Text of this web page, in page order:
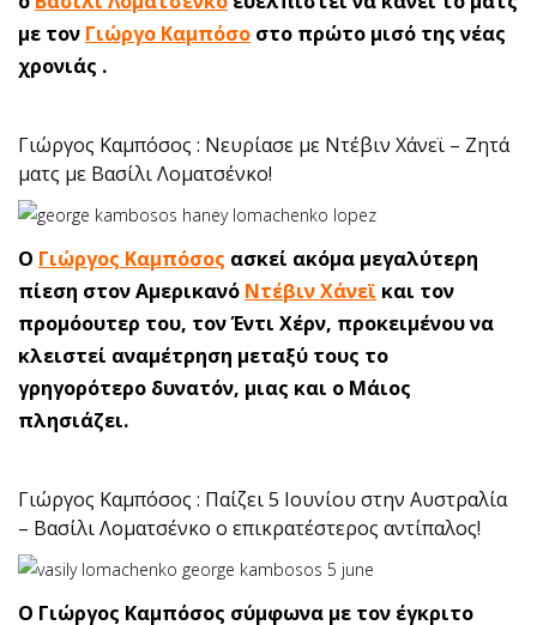
με τον Γιώργο Καμπόσο στο πρώτο μισό της νέας
χρονιάς .
Γιώργος Καμπόσος : Νευρίασε με Ντέβιν Χάνεϊ – Ζητά
ματς με Βασίλι Λοματσένκο!
Ο Γιώργος Καμπόσος ασκεί ακόμα μεγαλύτερη
πίεση στον Αμερικανό Ντέβιν Χάνεϊ και τον
προμόουτερ του, τον Έντι Χέρν, προκειμένου να
κλειστεί αναμέτρηση μεταξύ τους το
γρηγορότερο δυνατόν, μιας και ο Μάιος
πλησιάζει.
Γιώργος Καμπόσος : Παίζει 5 Ιουνίου στην Αυστραλία
– Βασίλι Λοματσένκο ο επικρατέστερος αντίπαλος!
Ο Γιώργος Καμπόσος σύμφωνα με τον έγκριτο